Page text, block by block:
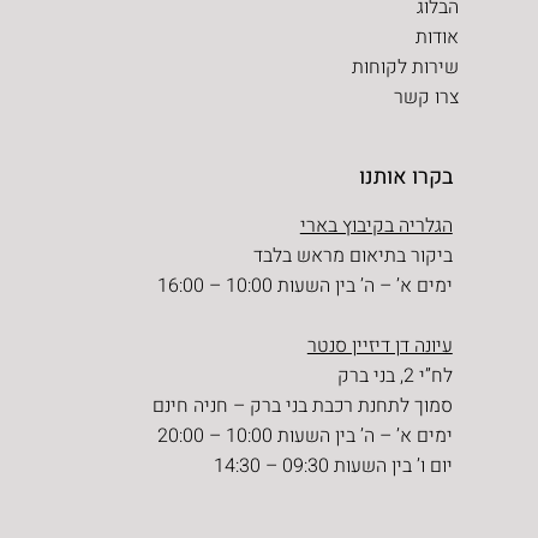
בקרו אותנו
הגלריה בקיבוץ בארי
ביקור בתיאום מראש בלבד
ימים א’ – ה’ בין השעות 10:00 – 16:00
עיונה דן דיזיין סנטר
לח”י 2, בני ברק
סמוך לתחנת רכבת בני ברק – חניה חינם
ימים א’ – ה’ בין השעות 10:00 – 20:00
יום ו’ בין השעות 09:30 – 14:30
הבלוג
אודות
שירות לקוחות
צרו קשר